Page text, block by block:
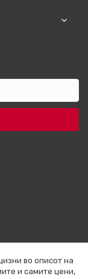
во описот на
и самите цени,